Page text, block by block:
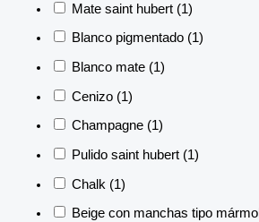
Mate saint hubert (1)
Blanco pigmentado (1)
Blanco mate (1)
Cenizo (1)
Champagne (1)
Pulido saint hubert (1)
Chalk (1)
Beige con manchas tipo mármol